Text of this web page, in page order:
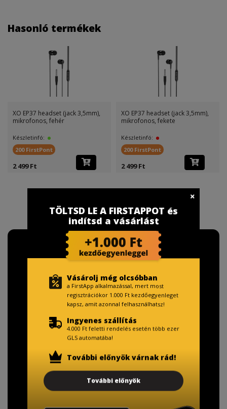
Hasonló termékek
XO EP37 headset (jack 3,5mm),
mikrofonos, fehér
Készletinfó:
200 FirstPont
2 499 Ft
XO EP37 headset (jack 3,5mm),
mikrofonos, fekete
Készletinfó:
200 FirstPont
2 499 Ft
TISZTELT VÁSÁRLÓNK!
TÖLTSD LE A FIRSTAPPOT és
indítsd a vásárlást
Vásárolj még olcsóbban
a FirstApp alkalmazással, mert most
regisztrációkor 1.000 Ft kezdőegyenleget
kapsz, amit azonnal felhasználhatsz!
Ingyenes szállítás
4.000 Ft feletti rendelés esetén több ezer
GLS automatába!
További előnyök várnak rád!
További előnyök